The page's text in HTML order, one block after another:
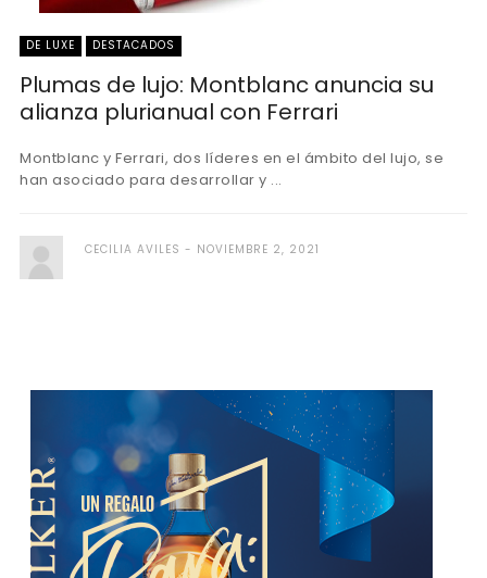
DE LUXE DESTACADOS
Plumas de lujo: Montblanc anuncia su
alianza plurianual con Ferrari
Montblanc y Ferrari, dos líderes en el ámbito del lujo, se
han asociado para desarrollar y ...
CECILIA AVILES NOVIEMBRE 2, 2021